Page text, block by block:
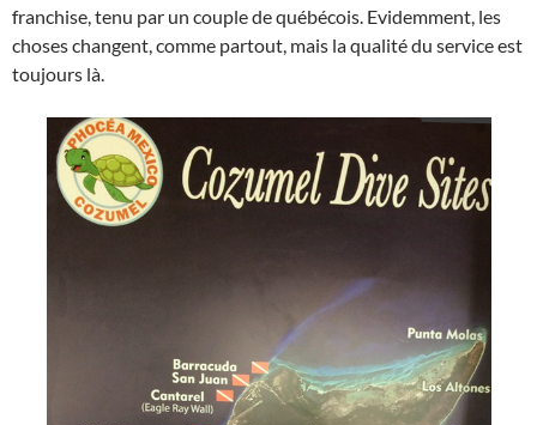
franchise, tenu par un couple de québécois. Evidemment, les
choses changent, comme partout, mais la qualité du service est
toujours là.